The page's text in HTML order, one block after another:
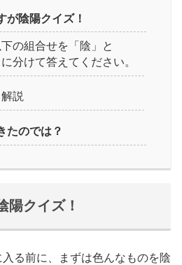
が陰陽クイズ！
の組合せを「陰」と
に分けて答えてください。
説
たのでは？
陽クイズ！
る前に、まずは色んなものを陰